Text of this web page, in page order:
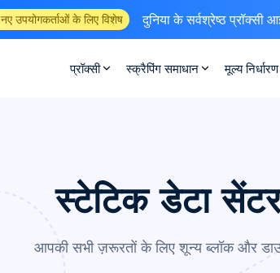
नए उपयोगकर्ताओं के लिए विशेष दुनिया के सर्वश्रेष्ठ प्रॉक्सी
प्रॉक्सी स्क्रैपिंग समाधान मूल्य निर्धारण
स्टेटिक डेटा सेंटर
आपकी सभी ज़रूरतों के लिए शून्य ब्लॉक और